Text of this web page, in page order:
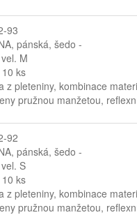
93
pánská, šedo -
M
ks
z pleteniny, kombinace
pružnou manžetou,
92
pánská, šedo -
S
ks
z pleteniny, kombinace
pružnou manžetou,